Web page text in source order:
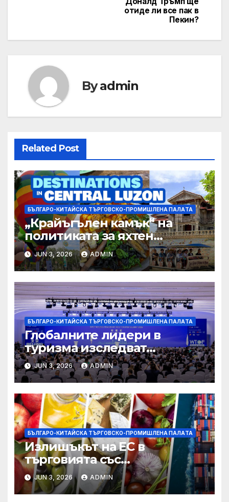
отиде ли все пак в
Пекин?
Byadmin
Related Post
БЪЛГАРО-КИТАЙСКА ТЪРГОВСКО-ПРОМИШЛЕНА ПАЛAТА
„Крайъгълен камък“ на
политиката за яхтен
туризъм на GBA
JUN 3, 2026 ADMIN
БЪЛГАРО-КИТАЙСКА ТЪРГОВСКО-ПРОМИШЛЕНА ПАЛAТА
Глобалните лидери в
туризма изследват
бъдещето на пътуването,
управлявано от AI
JUN 3, 2026 ADMIN
БЪЛГАРО-КИТАЙСКА ТЪРГОВСКО-ПРОМИШЛЕНА ПАЛAТА
Излишъкът на ЕС в
търговията със
селскостопански храни се
увеличава през февруари
JUN 3, 2026 ADMIN